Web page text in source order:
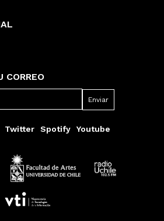
CORREO
Twitter Spotify Youtube